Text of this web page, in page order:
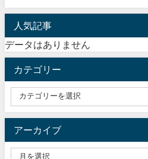
人気記事
データはありません
カテゴリー
アーカイブ